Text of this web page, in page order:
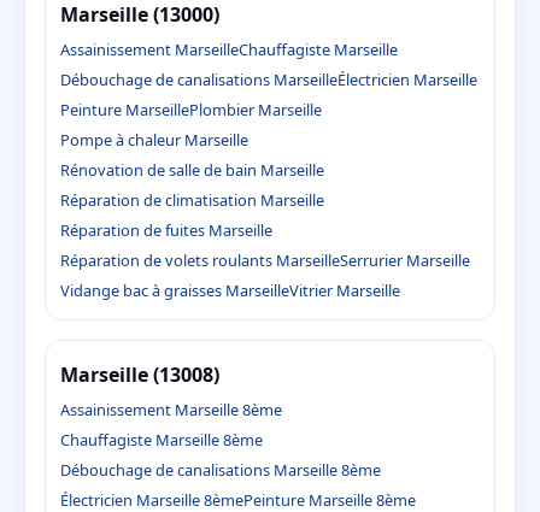
Marseille (13000)
Assainissement MarseilleChauffagiste Marseille
Débouchage de canalisations MarseilleÉlectricien Marseille
Peinture MarseillePlombier Marseille
Pompe à chaleur Marseille
Rénovation de salle de bain Marseille
Réparation de climatisation Marseille
Réparation de fuites Marseille
Réparation de volets roulants MarseilleSerrurier Marseille
Vidange bac à graisses MarseilleVitrier Marseille
Marseille (13008)
Assainissement Marseille 8ème
Chauffagiste Marseille 8ème
Débouchage de canalisations Marseille 8ème
Électricien Marseille 8èmePeinture Marseille 8ème